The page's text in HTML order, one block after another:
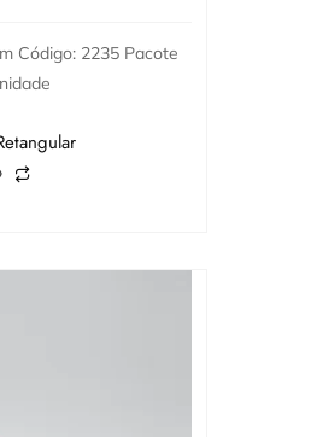
Código: 2235 Pacote